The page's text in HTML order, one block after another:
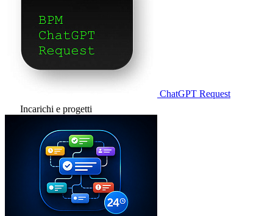
ChatGPT Request
Incarichi e progetti